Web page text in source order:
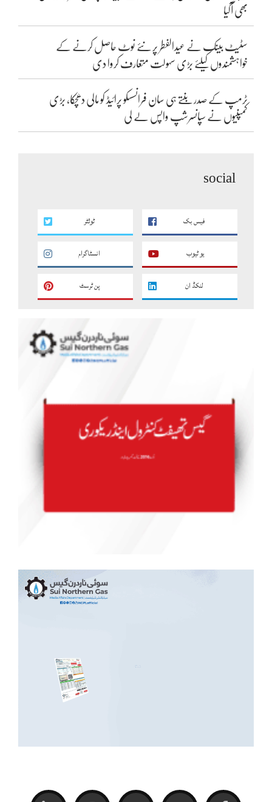
بھی آگیا
سٹیٹ بینک نے عیدالفطر پر نئے نوٹ حاصل کرنے کے
خواہشمندوں کیلئے بڑی سہولت متعارف کروا دی
ٹرمپ کے صدر بنتے ہی سان فرانسسکو پرائیڈ کو مالی دھچکا، بڑی
کمپنیوں نے سپانسرشپ واپس لے لی
social
فیس بک ٹوئٹر
یو ٹیوب انسٹاگرام
لنکڈ ان پن ٹرسٹ